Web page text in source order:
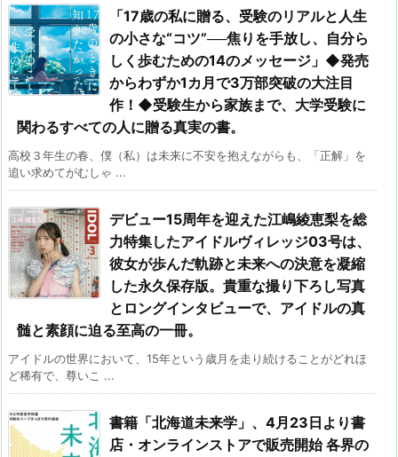
「17歳の私に贈る、受験のリアルと人生
の小さな“コツ”──焦りを手放し、自分ら
しく歩むための14のメッセージ」◆発売
からわずか1カ月で3万部突破の大注目
作！◆受験生から家族まで、大学受験に
関わるすべての人に贈る真実の書。
高校３年生の春、僕（私）は未来に不安を抱えながらも、「正解」を
追い求めてがむしゃ ...
デビュー15周年を迎えた江嶋綾恵梨を総
力特集したアイドルヴィレッジ03号は、
彼女が歩んだ軌跡と未来への決意を凝縮
した永久保存版。貴重な撮り下ろし写真
とロングインタビューで、アイドルの真
髄と素顔に迫る至高の一冊。
アイドルの世界において、15年という歳月を走り続けることがどれほ
ど稀有で、尊いこ ...
書籍「北海道未来学」、4月23日より書
店・オンラインストアで販売開始 各界の